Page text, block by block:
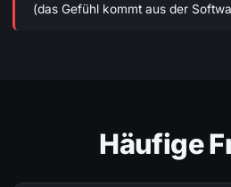
(das Gefühl kommt aus der
Häufige